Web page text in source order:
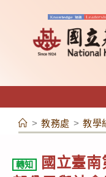
容
> 教務處 > 教學
轉知
國立臺